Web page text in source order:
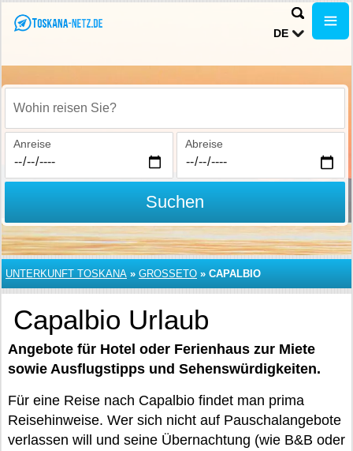
DE
Wohin reisen Sie?
Anreise Abreise
Suchen
UNTERKUNFT TOSKANA » GROSSETO » CAPALBIO
Capalbio Urlaub
Angebote für Hotel oder Ferienhaus zur Miete
sowie Ausflugstipps und Sehenswürdigkeiten.
Für eine Reise nach Capalbio findet man prima
Reisehinweise. Wer sich nicht auf Pauschalangebote
verlassen will und seine Übernachtung (wie B&B oder